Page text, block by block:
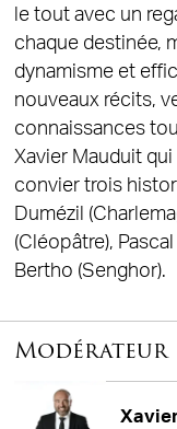
le tout avec un
chaque destinée,
dynamisme et
nouveaux récits,
connaissances
Xavier Mauduit
convier trois
Dumézil
(Cléopâtre),
Bertho (Senghor).
Modérateur